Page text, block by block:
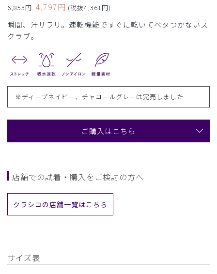
6,853円 4,797円 (税抜4,361円)
瞬間、汗サラリ。速乾機能ですぐに乾いてベタつかないス
クラブ。
※ディープネイビー、チャコールグレーは完売しました
ご購入はこちら
店舗での試着・購入をご検討の方へ
クラシコの店舗一覧はこちら
サイズ表